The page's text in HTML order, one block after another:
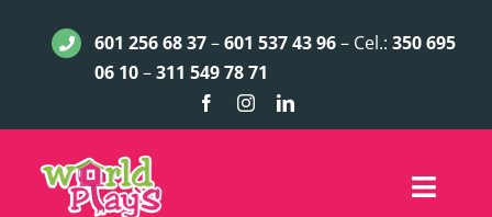
601 256 68 37–601 537 43 96– Cel.: 350 695
06 10–311 549 78 71
Toggle